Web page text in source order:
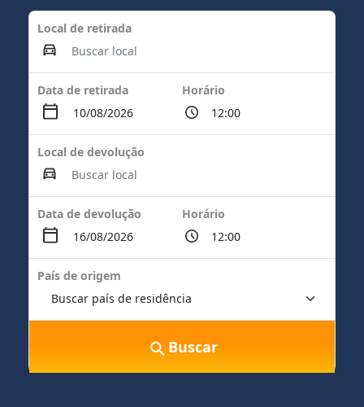
Local de retirada
Data de retirada Horário
Local de devolução
Data de devolução Horário
País de origem
Buscar